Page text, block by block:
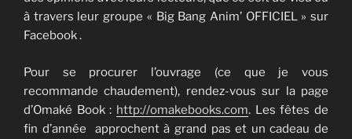
à travers leur groupe « Big Bang Anim’ OFFICIEL » sur
Facebook .
Pour se procurer l’ouvrage (ce que je vous
recommande chaudement), rendez-vous sur la page
d’Omaké Book : http://omakebooks.com. Les fêtes de
fin d’année approchent à grand pas et un cadeau de